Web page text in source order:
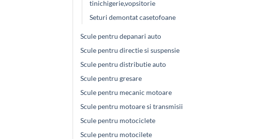
tinichigerie,vopsitorie
Seturi demontat casetofoane
Scule pentru depanari auto
Scule pentru directie si suspensie
Scule pentru distributie auto
Scule pentru gresare
Scule pentru mecanic motoare
Scule pentru motoare si transmisii
Scule pentru motociclete
Scule pentru motocilete